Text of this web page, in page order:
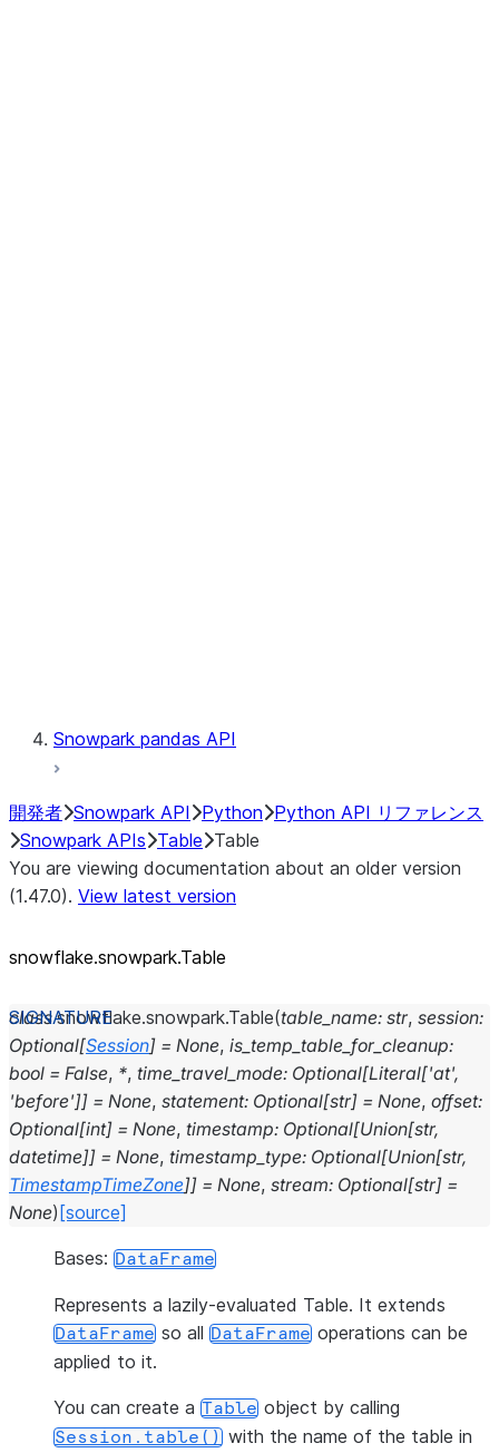
Snowpark pandas API
開発者 Snowpark API Python Python API リファレンス
Snowpark APIs Table Table
You are viewing documentation about an older version
(1.47.0). View latest version
snowflake.snowpark.Table
class snowflake.snowpark.Table(table_name: str, session:
Optional[Session] = None, is_temp_table_for_cleanup:
bool = False, *, time_travel_mode: Optional[Literal['at',
'before']] = None, statement: Optional[str] = None, offset:
Optional[int] = None, timestamp: Optional[Union[str,
datetime]] = None, timestamp_type: Optional[Union[str,
TimestampTimeZone]] = None, stream: Optional[str] =
None) [source]
Bases: DataFrame
Represents a lazily-evaluated Table. It extends
DataFrame so all DataFrame operations can be
applied to it.
You can create a Table object by calling
Session.table() with the name of the table in